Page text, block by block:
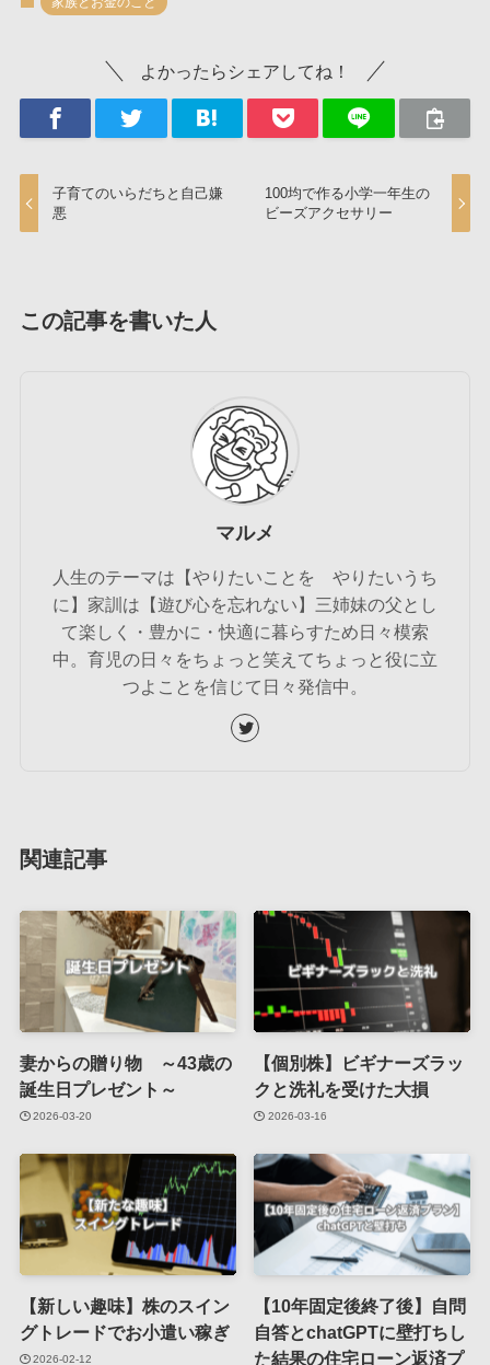
よかったらシェアしてね！
子育てのいらだちと自己嫌
悪
100均で作る小学一年生の
ビーズアクセサリー
この記事を書いた人
マルメ
人生のテーマは【やりたいことを やりたいうち
に】家訓は【遊び心を忘れない】三姉妹の父とし
て楽しく・豊かに・快適に暮らすため日々模索
中。育児の日々をちょっと笑えてちょっと役に立
つよことを信じて日々発信中。
関連記事
妻からの贈り物 ～43歳の
誕生日プレゼント～
2026-03-20
【個別株】ビギナーズラッ
クと洗礼を受けた大損
2026-03-16
【新しい趣味】株のスイン
グトレードでお小遣い稼ぎ
2026-02-12
【10年固定後終了後】自問
自答とchatGPTに壁打ちし
た結果の住宅ローン返済プ